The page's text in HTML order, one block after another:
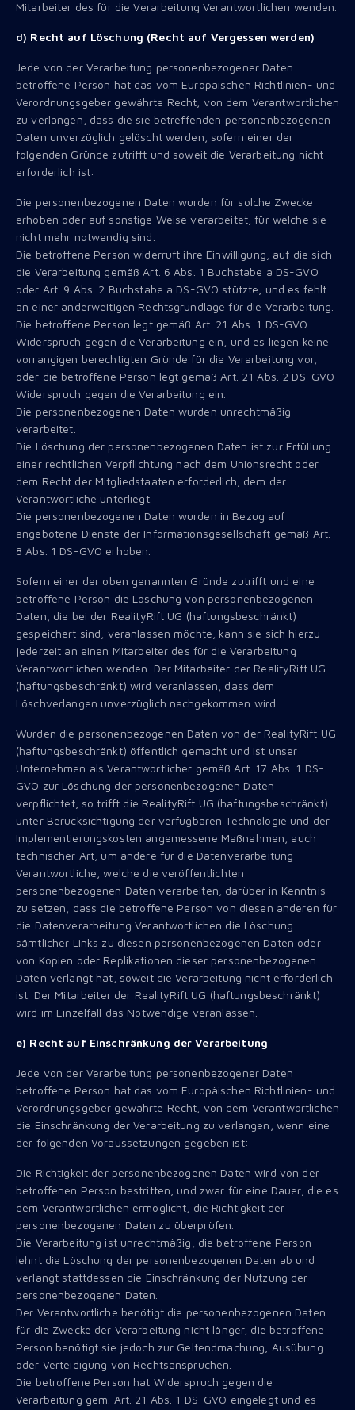
Mitarbeiter des für die Verarbeitung Verantwortlichen wenden.
d) Recht auf Löschung (Recht auf Vergessen werden)
Jede von der Verarbeitung personenbezogener Daten
betroffene Person hat das vom Europäischen Richtlinien- und
Verordnungsgeber gewährte Recht, von dem Verantwortlichen
zu verlangen, dass die sie betreffenden personenbezogenen
Daten unverzüglich gelöscht werden, sofern einer der
folgenden Gründe zutrifft und soweit die Verarbeitung nicht
erforderlich ist:
Die personenbezogenen Daten wurden für solche Zwecke
erhoben oder auf sonstige Weise verarbeitet, für welche sie
nicht mehr notwendig sind.
Die betroffene Person widerruft ihre Einwilligung, auf die sich
die Verarbeitung gemäß Art. 6 Abs. 1 Buchstabe a DS-GVO
oder Art. 9 Abs. 2 Buchstabe a DS-GVO stützte, und es fehlt
an einer anderweitigen Rechtsgrundlage für die Verarbeitung.
Die betroffene Person legt gemäß Art. 21 Abs. 1 DS-GVO
Widerspruch gegen die Verarbeitung ein, und es liegen keine
vorrangigen berechtigten Gründe für die Verarbeitung vor,
oder die betroffene Person legt gemäß Art. 21 Abs. 2 DS-GVO
Widerspruch gegen die Verarbeitung ein.
Die personenbezogenen Daten wurden unrechtmäßig
verarbeitet.
Die Löschung der personenbezogenen Daten ist zur Erfüllung
einer rechtlichen Verpflichtung nach dem Unionsrecht oder
dem Recht der Mitgliedstaaten erforderlich, dem der
Verantwortliche unterliegt.
Die personenbezogenen Daten wurden in Bezug auf
angebotene Dienste der Informationsgesellschaft gemäß Art.
8 Abs. 1 DS-GVO erhoben.
Sofern einer der oben genannten Gründe zutrifft und eine
betroffene Person die Löschung von personenbezogenen
Daten, die bei der RealityRift UG (haftungsbeschränkt)
gespeichert sind, veranlassen möchte, kann sie sich hierzu
jederzeit an einen Mitarbeiter des für die Verarbeitung
Verantwortlichen wenden. Der Mitarbeiter der RealityRift UG
(haftungsbeschränkt) wird veranlassen, dass dem
Löschverlangen unverzüglich nachgekommen wird.
Wurden die personenbezogenen Daten von der RealityRift UG
(haftungsbeschränkt) öffentlich gemacht und ist unser
Unternehmen als Verantwortlicher gemäß Art. 17 Abs. 1 DS-
GVO zur Löschung der personenbezogenen Daten
verpflichtet, so trifft die RealityRift UG (haftungsbeschränkt)
unter Berücksichtigung der verfügbaren Technologie und der
Implementierungskosten angemessene Maßnahmen, auch
technischer Art, um andere für die Datenverarbeitung
Verantwortliche, welche die veröffentlichten
personenbezogenen Daten verarbeiten, darüber in Kenntnis
zu setzen, dass die betroffene Person von diesen anderen für
die Datenverarbeitung Verantwortlichen die Löschung
sämtlicher Links zu diesen personenbezogenen Daten oder
von Kopien oder Replikationen dieser personenbezogenen
Daten verlangt hat, soweit die Verarbeitung nicht erforderlich
ist. Der Mitarbeiter der RealityRift UG (haftungsbeschränkt)
wird im Einzelfall das Notwendige veranlassen.
e) Recht auf Einschränkung der Verarbeitung
Jede von der Verarbeitung personenbezogener Daten
betroffene Person hat das vom Europäischen Richtlinien- und
Verordnungsgeber gewährte Recht, von dem Verantwortlichen
die Einschränkung der Verarbeitung zu verlangen, wenn eine
der folgenden Voraussetzungen gegeben ist:
Die Richtigkeit der personenbezogenen Daten wird von der
betroffenen Person bestritten, und zwar für eine Dauer, die es
dem Verantwortlichen ermöglicht, die Richtigkeit der
personenbezogenen Daten zu überprüfen.
Die Verarbeitung ist unrechtmäßig, die betroffene Person
lehnt die Löschung der personenbezogenen Daten ab und
verlangt stattdessen die Einschränkung der Nutzung der
personenbezogenen Daten.
Der Verantwortliche benötigt die personenbezogenen Daten
für die Zwecke der Verarbeitung nicht länger, die betroffene
Person benötigt sie jedoch zur Geltendmachung, Ausübung
oder Verteidigung von Rechtsansprüchen.
Die betroffene Person hat Widerspruch gegen die
Verarbeitung gem. Art. 21 Abs. 1 DS-GVO eingelegt und es